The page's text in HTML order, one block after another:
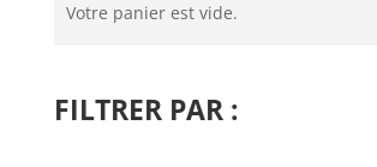
Votre panier est vide.
FILTRER PAR :